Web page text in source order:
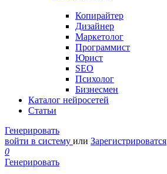
Копирайтер
Дизайнер
Маркетолог
Программист
Юрист
SEO
Психолог
Бизнесмен
Каталог нейросетей
Статьи
Генерировать
войти в систему или Зарегистрироватся
0
Генерировать